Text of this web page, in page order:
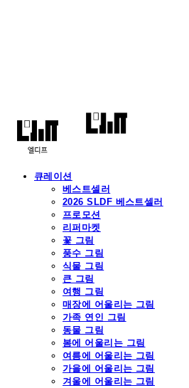
큐레이션
베스트셀러
2026 SLDF 베스트셀러
프로모션
리퍼마켓
꽃 그림
풍수 그림
식물 그림
큰 그림
여행 그림
매장에 어울리는 그림
가족 연인 그림
동물 그림
봄에 어울리는 그림
여름에 어울리는 그림
가을에 어울리는 그림
겨울에 어울리는 그림